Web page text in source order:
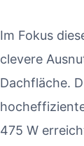
Im Fokus
clevere
Dachfläche.
475 W